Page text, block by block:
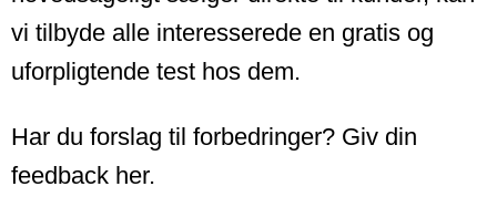
vi tilbyde alle interesserede en gratis og
uforpligtende test hos dem.
Har du forslag til forbedringer? Giv din
feedback her.